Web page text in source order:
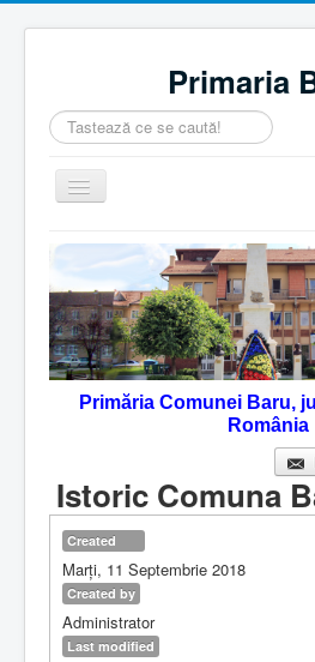
Primaria
Căutare
...
Comută
navigarea
Home
Despre noi
Noutăţi
Contact
Servicii Online
Primăria Comunei Baru,
România
Istoric Comuna
Created
Marți, 11 Septembrie 2018
Created by
Administrator
Last modified